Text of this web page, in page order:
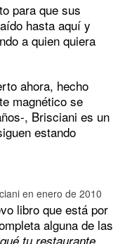
para que sus
hasta aquí y
a quien quiera
ahora, hecho
magnético se
, Brisciani es un
estando
en enero de 2010
libro que está por
alguna de las
tu restaurante